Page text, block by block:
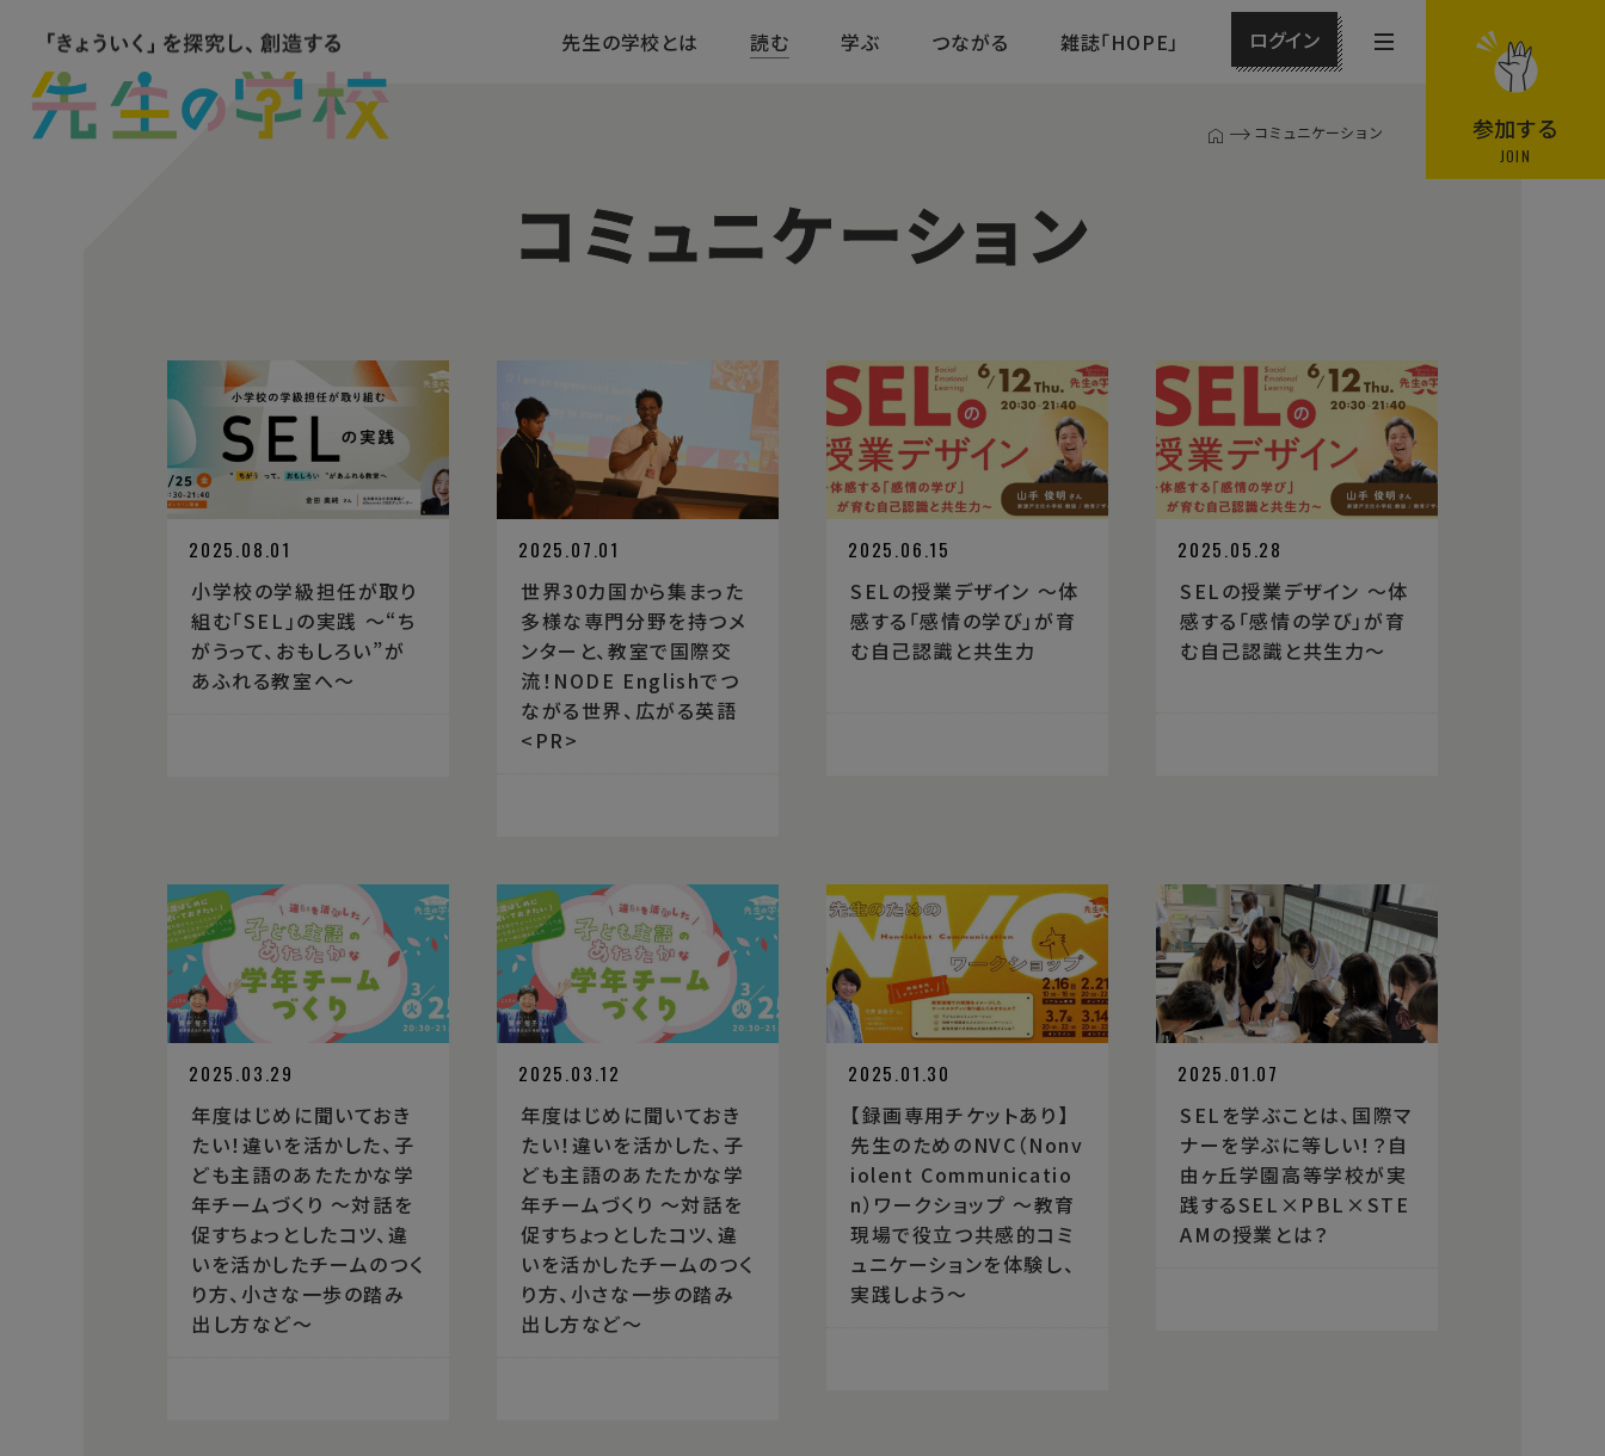
先生の学校とは 読む 学ぶ つながる 雑誌「HOPE」 ログイン
メ
ュ
参加する
JOIN
T
コミュニケーション
コミュニケーション
2025.08.01
小学校の学級担任が取り
組む「SEL」の実践 ～“ち
がうって、おもしろい”が
あふれる教室へ～
2025.07.01
世界30カ国から集まった
多様な専門分野を持つメ
ンターと、教室で国際交
流！NODE Englishでつ
ながる世界、広がる英語
<PR>
2025.06.15
SELの授業デザイン 〜体
感する「感情の学び」が育
む自己認識と共生力
2025.05.28
SELの授業デザイン 〜体
感する「感情の学び」が育
む自己認識と共生力〜
2025.03.29
年度はじめに聞いておき
たい！違いを活かした、子
ども主語のあたたかな学
年チームづくり 〜対話を
促すちょっとしたコツ、違
いを活かしたチームのつく
り方、小さな一歩の踏み
出し方など〜
2025.03.12
年度はじめに聞いておき
たい！違いを活かした、子
ども主語のあたたかな学
年チームづくり 〜対話を
促すちょっとしたコツ、違
いを活かしたチームのつく
り方、小さな一歩の踏み
出し方など〜
2025.01.30
【録画専用チケットあり】
先生のためのNVC（Nonv
iolent Communicatio
n）ワークショップ 〜教育
現場で役立つ共感的コミ
ュニケーションを体験し、
実践しよう〜
2025.01.07
SELを学ぶことは、国際マ
ナーを学ぶに等しい！？自
由ヶ丘学園高等学校が実
践するSEL×PBL×STE
AMの授業とは？